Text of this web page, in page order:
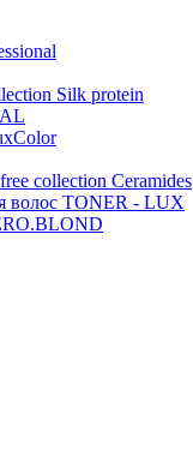
Silk protein
collection Ceramides
волос TONER - LUX